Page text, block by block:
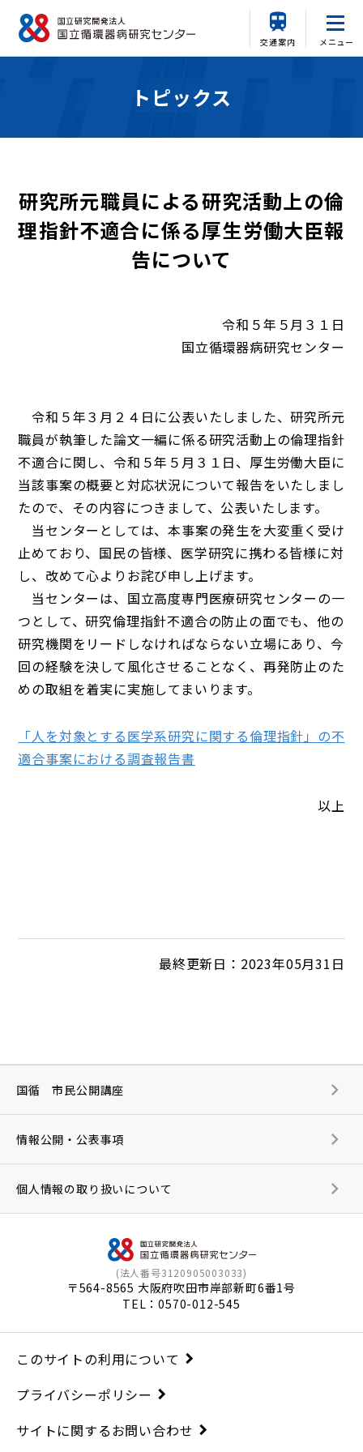
交通案内 メニュー
トピックス
研究所元職員による研究活動上の倫
理指針不適合に係る厚生労働大臣報
告について
令和５年５月３１日
国立循環器病研究センター
令和５年３月２４日に公表いたしました、研究所元
職員が執筆した論文一編に係る研究活動上の倫理指針
不適合に関し、令和５年５月３１日、厚生労働大臣に
当該事案の概要と対応状況について報告をいたしまし
たので、その内容につきまして、公表いたします。
当センターとしては、本事案の発生を大変重く受け
止めており、国民の皆様、医学研究に携わる皆様に対
し、改めて心よりお詫び申し上げます。
当センターは、国立高度専門医療研究センターの一
つとして、研究倫理指針不適合の防止の面でも、他の
研究機関をリードしなければならない立場にあり、今
回の経験を決して風化させることなく、再発防止のた
めの取組を着実に実施してまいります。
「人を対象とする医学系研究に関する倫理指針」の不
適合事案における調査報告書
以上
最終更新日：2023年05月31日
(法人番号3120905003033)
〒564-8565 大阪府吹田市岸部新町6番1号
TEL：0570-012-545
国循 市民公開講座
情報公開・公表事項
個人情報の取り扱いについて
このサイトの利用について
プライバシーポリシー
サイトに関するお問い合わせ